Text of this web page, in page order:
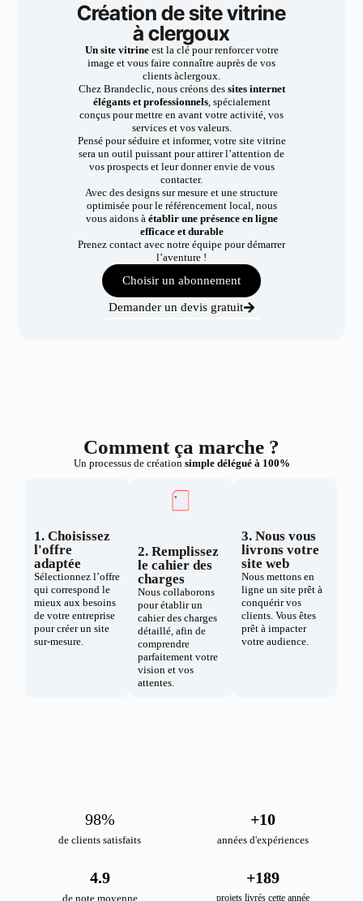
Création de site vitrine
à clergoux
Un site vitrineest la clé pour renforcer votre
image et vous faire connaître auprès de vos
clients àclergoux.
Chez Brandeclic, nous créons dessites internet
élégants et professionnels, spécialement
conçus pour mettre en avant votre activité, vos
services et vos valeurs.
Pensé pour séduire et informer, votre site vitrine
sera un outil puissant pour attirer l’attention de
vos prospects et leur donner envie de vous
contacter.
Avec des designs sur mesure et une structure
optimisée pour le référencement local, nous
vous aidons à établir une présence en ligne
efficace et durable
Prenez contact avec notre équipe pour démarrer
l’aventure !
Choisir un abonnement
Demander un devis gratuit
Comment ça marche ?
Un processus de création simple délégué à 100%
1. Choisissez
l'offre
adaptée
Sélectionnez l’offre
qui correspond le
mieux aux besoins
de votre entreprise
pour créer un site
sur-mesure.
2. Remplissez
le cahier des
charges
Nous collaborons
pour établir un
cahier des charges
détaillé, afin de
comprendre
parfaitement votre
vision et vos
attentes.
3. Nous vous
livrons votre
site web
Nous mettons en
ligne un site prêt à
conquérir vos
clients. Vous êtes
prêt à impacter
votre audience.
de clients satisfaits
98%
années d'expériences
+10
de note moyenne
4.9
projets livrés cette année
+189